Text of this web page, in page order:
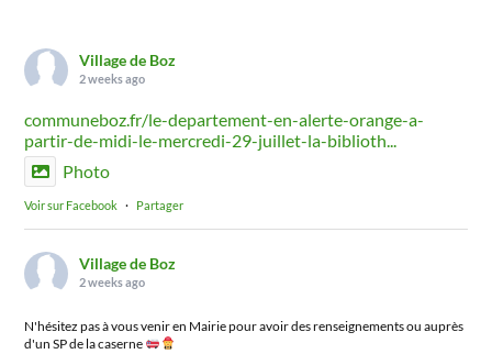
Village de Boz
2 weeks ago
communeboz.fr/le-departement-en-alerte-orange-a-
partir-de-midi-le-mercredi-29-juillet-la-biblioth...
Photo
Voir sur Facebook · Partager
Village de Boz
2 weeks ago
N'hésitez pas à vous venir en Mairie pour avoir des renseignements ou auprès
d'un SP de la caserne